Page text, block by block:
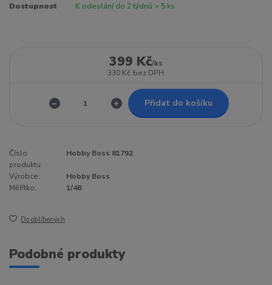
Dostupnost K odeslání do 2 týdnů > 5 ks
399 Kč/ks
330 Kč bez DPH
Přidat do košíku
Číslo
produktu:
Hobby Boss 81792
Výrobce:
Hobby Boss
Měřítko:
1/48
Do oblíbených
Podobné produkty